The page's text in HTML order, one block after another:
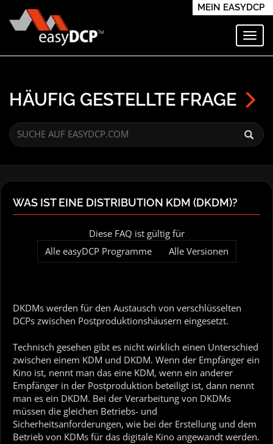
MEIN EASYDCP
HÄUFIG GESTELLTE FRAGE
WAS IST EINE DISTRIBUTION KDM (DKDM)?
Diese FAQ ist gültig für
Alle easyDCP Programme
Alle Versionen
DKDMs werden für den Austausch von verschlüsselten
DCPs zwischen Postproduktionshäusern eingesetzt.
Technisch gesehen gibt es nicht wirklich einen Unterschied
zwischen einem KDM und DKDM. Wenn der Empfänger ein
Kino ist, nennt man das eine KDM, wenn ein anderer
Empfänger in der Postproduktion beteiligt ist, dann nennt
man es ein DKDM. Bei der Verarbeitung von DKDMs
müssen die gleichen Betriebs- und
Sicherheitsanforderungen, wie bei der Erstellung und dem
Betrieb von KDMs für das digitale Kino angewandt werden.